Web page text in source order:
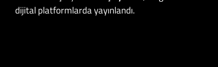
dijital platformlarda yayınlandı.